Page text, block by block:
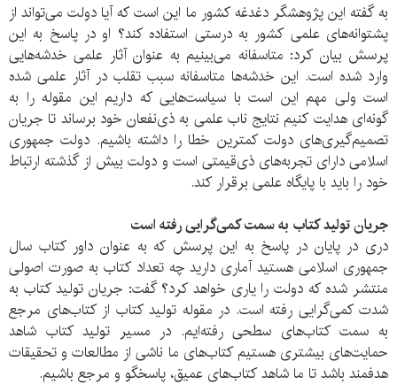
به گفته این پژوهشگر دغدغه کشور ما این است که آیا دولت می‌تواند از
پشتوانه‌های علمی کشور به درستی استفاده کند؟ او در پاسخ به این
پرسش بیان کرد: متاسفانه می‌بینیم به عنوان آثار علمی خدشه‌هایی
وارد شده است. این خدشه‌ها متاسفانه سبب تقلب در آثار علمی شده
است ولی مهم این است با سیاست‌هایی که داریم این مقوله را به
گونه‌‌ای هدایت کنیم نتایج ناب علمی به ذی‌نفعان خود برساند تا جریان
تصمیم‌گیری‌های دولت کمترین خطا را داشته باشیم. دولت جمهوری
اسلامی دارای تجربه‌های ذی‌قیمتی است و دولت بیش از گذشته ارتباط
خود را باید با پایگاه علمی برقرار کند.
جریان تولید کتاب به سمت کمی‌گرایی رفته است
دری در پایان در پاسخ به این پرسش که به عنوان داور کتاب سال
جمهوری اسلامی هستید آماری دارید چه تعداد کتاب به صورت اصولی
منتشر شده که دولت را یاری خواهد کرد؟ گفت: جریان تولید کتاب به
شدت کمی‌گرایی رفته است. در مقوله تولید کتاب از کتاب‌های مرجع
به سمت کتاب‌های سطحی رفته‌ایم. در مسیر تولید کتاب شاهد
حمایت‌های بیشتری هستیم کتاب‌های ما ناشی از مطالعات و تحقیقات
هدفمند باشد تا ما شاهد کتاب‌های عمیق، پاسخگو و مرجع باشیم.